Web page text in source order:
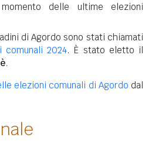
delle ultime elezioni
di Agordo sono stati chiamati
comunali 2024. È stato eletto il
.
elezioni comunali di Agordo dal